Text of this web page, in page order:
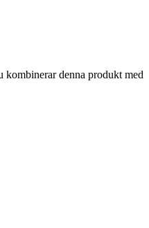
kombinerar denna produkt med